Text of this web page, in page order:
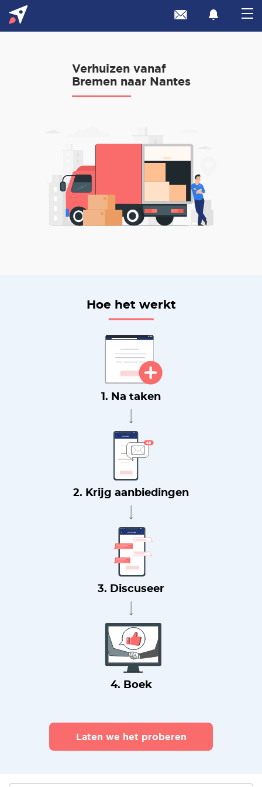
Verhuizen vanaf
Bremen naar Nantes
Hoe het werkt
1. Na taken
2. Krijg aanbiedingen
3. Discuseer
4. Boek
Laten we het proberen